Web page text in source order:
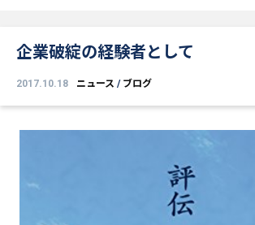
企業破綻の経験者として
2017.10.18 ニュース / ブログ